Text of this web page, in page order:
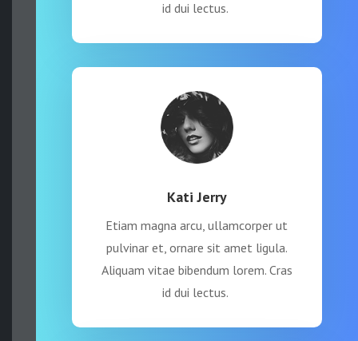
id dui lectus.
Kati Jerry
Etiam magna arcu, ullamcorper ut
pulvinar et, ornare sit amet ligula.
Aliquam vitae bibendum lorem. Cras
id dui lectus.